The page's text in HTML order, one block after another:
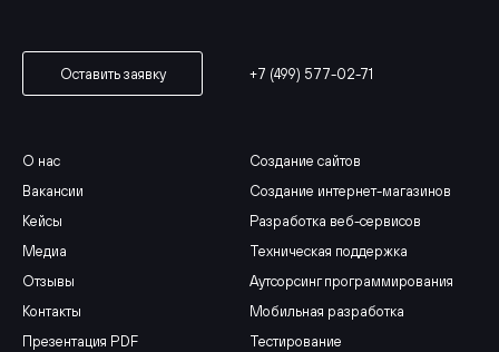
Оставить заявку +7 (499) 577-02-71
О нас
Вакансии
Кейсы
Медиа
Отзывы
Контакты
Презентация PDF
Создание сайтов
Создание интернет-магазинов
Разработка веб-сервисов
Техническая поддержка
Аутсорсинг программирования
Мобильная разработка
Тестирование